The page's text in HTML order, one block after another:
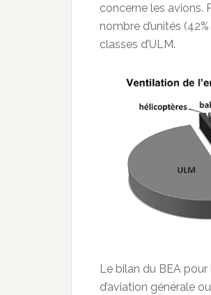
concerne les avions.
nombre d’unités
classes d’ULM.
Le bilan du BEA
d’aviation générale